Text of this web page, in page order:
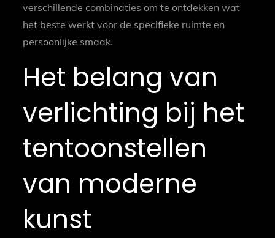
verschillende combinaties om te ontdekken wat
het beste werkt voor de specifieke ruimte en
persoonlijke smaak.
Het belang van
verlichting bij het
tentoonstellen
van moderne
kunst